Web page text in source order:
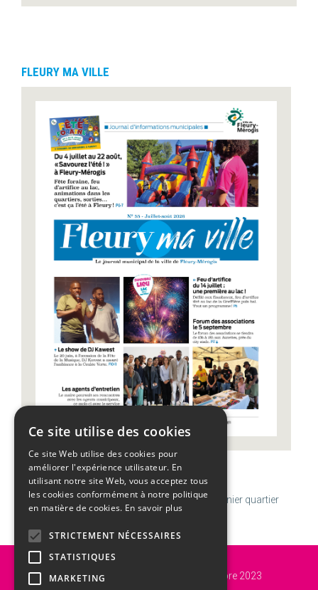
FLEURY MA VILLE
CALENDRIER
Jeudi06AoûtSemaine 32 | TransfigurationU Dernier quartier
Vous êtes ici : Accueil
Agenda des seniors de septembre à décembre 2023
Ce site utilise des cookies
Ce site Web utilise des cookies pour
améliorer l'expérience utilisateur. En
utilisant notre site Web, vous acceptez tous
les cookies conformément à notre politique
en matière de cookies. En savoir plus
STRICTEMENT NÉCESSAIRES
STATISTIQUES
MARKETING